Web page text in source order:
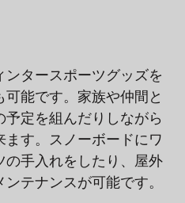
タースポーツグッズを
能です。家族や仲間と
定を組んだりしながら
す。スノーボードにワ
の手入れをしたり、屋外
テナンスが可能です。